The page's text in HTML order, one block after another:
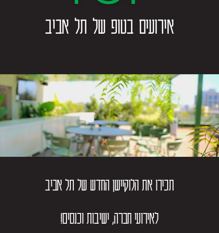
אירועים בטופ של תל אביב
תכירו את הלוקיישן החדש של תל אביב
לאירועי חברה, ישיבות וכנסים!